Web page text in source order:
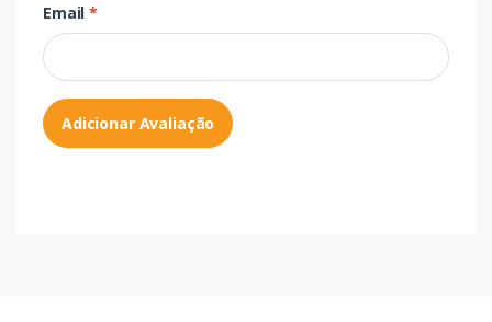
Email*
Adicionar Avaliação